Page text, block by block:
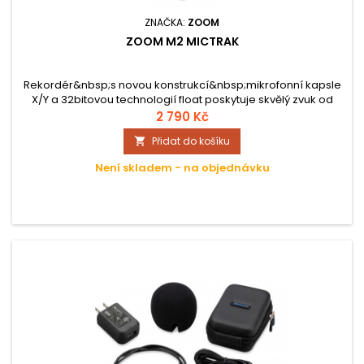
ZNAČKA: ZOOM
ZOOM M2 MICTRAK
Rekordér&nbsp;s novou konstrukcí&nbsp;mikrofonní kapsle
X/Y a 32bitovou technologií float poskytuje skvělý zvuk od
prvního záběru. Nahrává zvuk vždy bez ořezů, ať už jde o tichý
mluvený dialog nebo&nbsp;expresivní&nbsp;bicí, vždy
získáte požadovaný zvuk.&nbsp;
2 790 Kč
 Přidat do košíku
Není skladem - na objednávku